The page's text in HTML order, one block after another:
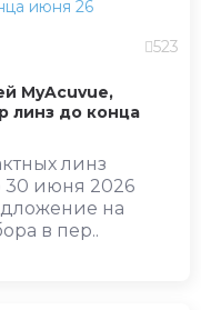
523
MyAcuvue,
линз до конца
линз
30 июня 2026
на
в пер..